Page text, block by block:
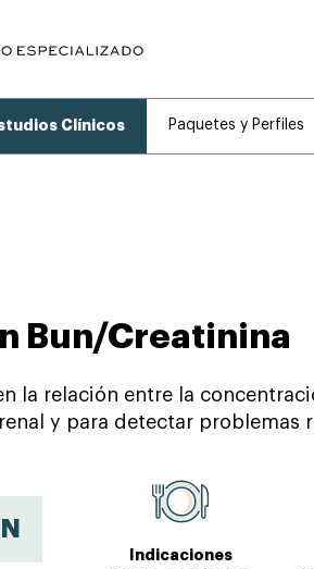
Clínicos Paquetes y Perfiles
Bun/Creatinina
la relación entre la
y para detectar problemas
Indicaciones